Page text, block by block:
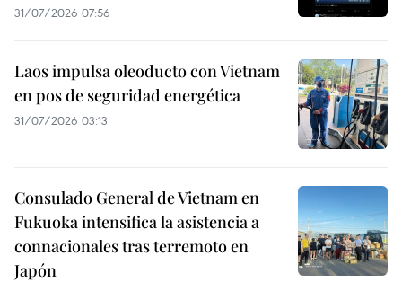
31/07/2026 07:56
Laos impulsa oleoducto con Vietnam
en pos de seguridad energética
31/07/2026 03:13
Consulado General de Vietnam en
Fukuoka intensifica la asistencia a
connacionales tras terremoto en
Japón